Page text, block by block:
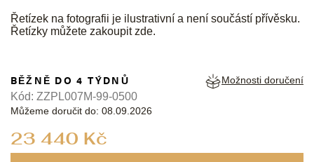
Řetízek na fotografii je ilustrativní a není součástí přívěsku.
Řetízky můžete zakoupitzde.
23 440 Kč
BĚŽNĚ DO 4 TÝDNŮ
Můžeme doručit do: 08.09.2026
Možnosti doručení
Kód: ZZPL007M-99-0500